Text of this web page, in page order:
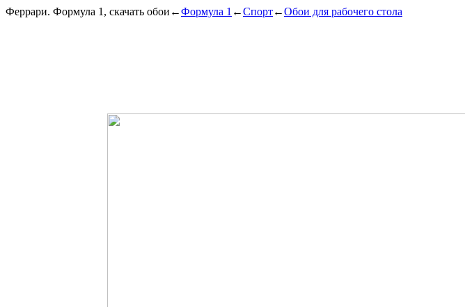
Феррари. Формула 1, скачать обои ←Формула 1 ←Спорт←Обои для рабочего стола